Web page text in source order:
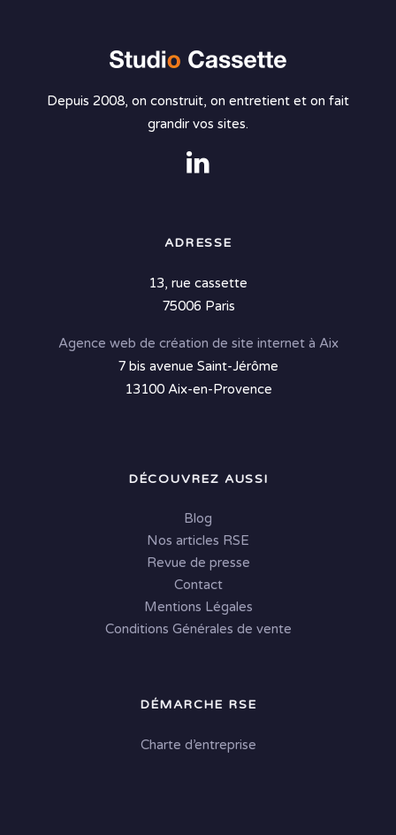
Depuis 2008, on construit, on entretient et on fait
grandir vos sites.
ADRESSE
13, rue cassette
75006 Paris
Agence web de création de site internet à Aix
7 bis avenue Saint-Jérôme
13100 Aix-en-Provence
DÉCOUVREZ AUSSI
Blog
Nos articles RSE
Revue de presse
Contact
Mentions Légales
Conditions Générales de vente
DÉMARCHE RSE
Charte d’entreprise